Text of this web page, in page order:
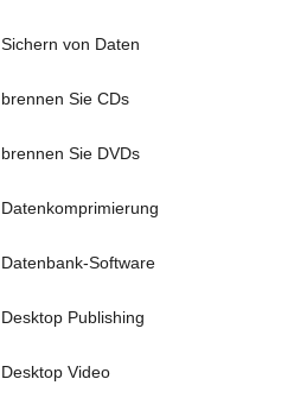
Sichern von Daten
brennen Sie CDs
brennen Sie DVDs
Datenkomprimierung
Datenbank-Software
Desktop Publishing
Desktop Video